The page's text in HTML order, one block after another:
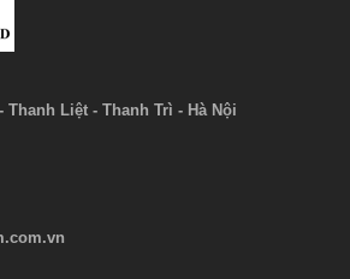
Thanh Liệt - Thanh Trì - Hà Nội